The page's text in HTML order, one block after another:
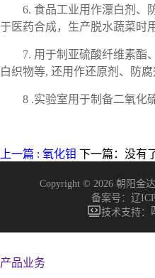
6. 食品工业用作漂白剂、
于医药合成，生产脱水蔬菜时
7. 用于制亚硫酸纤维素酯、
白织物等, 还用作还原剂、防腐
8 .实验室用于制备二氧化
上一篇 : 氧化钼 下一篇：没有
Copyright © 2026 朝阳金
备案号： 辽
技术支持：
产品业务